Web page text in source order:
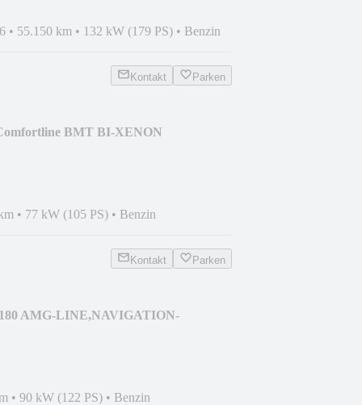
• 55.150 km • 132 kW (179 PS) • Benzin
Kontakt Parken
BMT BI-XENON
• 77 kW (105 PS) • Benzin
Kontakt Parken
AMG-LINE,NAVIGATION-
• 90 kW (122 PS) • Benzin